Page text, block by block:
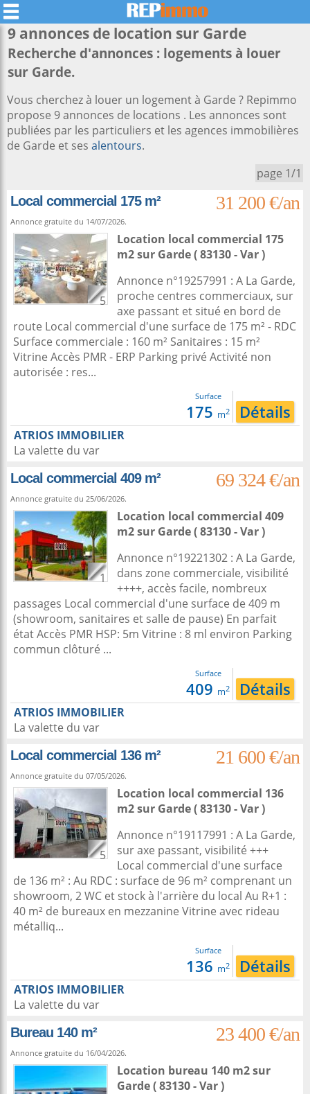
9 annonces de location sur Garde
Recherche d'annonces : logements à louer
sur Garde.
Vous cherchez à louer un logement à Garde ? Repimmo
propose 9 annonces de locations . Les annonces sont
publiées par les particuliers et les agences immobilières
de Garde et ses alentours.
page 1/1
Local commercial 175 m²
31 200 €/an
Annonce gratuite du 14/07/2026.
5
Location local commercial 175
m2sur Garde( 83130 - Var )
Annonce n°19257991 : A La Garde,
proche centres commerciaux, sur
axe passant et situé en bord de
route Local commercial d'une surface de 175 m² - RDC
Surface commerciale : 160 m² Sanitaires : 15 m²
Vitrine Accès PMR - ERP Parking privé Activité non
autorisée : res...
Surface
175 m2 Détails
ATRIOS IMMOBILIER
La valette du var
Local commercial 409 m²
69 324 €/an
Annonce gratuite du 25/06/2026.
1
Location local commercial 409
m2sur Garde( 83130 - Var )
Annonce n°19221302 : A La Garde,
dans zone commerciale, visibilité
++++, accès facile, nombreux
passages Local commercial d'une surface de 409 m
(showroom, sanitaires et salle de pause) En parfait
état Accès PMR HSP: 5m Vitrine : 8 ml environ Parking
commun clôturé ...
Surface
409 m2 Détails
ATRIOS IMMOBILIER
La valette du var
Local commercial 136 m²
21 600 €/an
Annonce gratuite du 07/05/2026.
5
Location local commercial 136
m2sur Garde( 83130 - Var )
Annonce n°19117991 : A La Garde,
sur axe passant, visibilité +++
Local commercial d'une surface
de 136 m² : Au RDC : surface de 96 m² comprenant un
showroom, 2 WC et stock à l'arrière du local Au R+1 :
40 m² de bureaux en mezzanine Vitrine avec rideau
métalliq...
Surface
136 m2 Détails
ATRIOS IMMOBILIER
La valette du var
Bureau 140 m²
23 400 €/an
Annonce gratuite du 16/04/2026.
Location bureau 140 m2sur
Garde( 83130 - Var )